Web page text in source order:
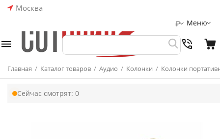
Москва
Меню
₽
Главная / Каталог товаров / Аудио / Колонки / Колонки
Сейчас смотрят: 0